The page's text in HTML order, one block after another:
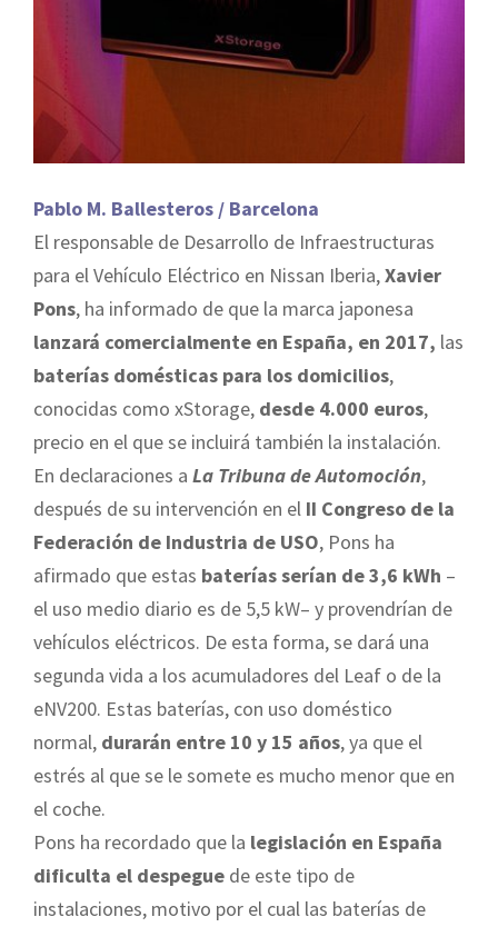
Pablo M. Ballesteros / Barcelona
El responsable de Desarrollo de Infraestructuras
para el Vehículo Eléctrico en Nissan Iberia,Xavier
Pons, ha informado de que la marca japonesa
lanzará comercialmente en España, en 2017, las
baterías domésticas para los domicilios,
conocidas como xStorage, desde 4.000 euros,
precio en el que se incluirá también la instalación.
En declaraciones a La Tribuna de Automoción,
después de su intervención en el II Congreso de la
Federación de Industria de USO, Pons ha
afirmado que estas baterías serían de 3,6 kWh –
el uso medio diario es de 5,5 kW– y provendrían de
vehículos eléctricos. De esta forma, se dará una
segunda vida a los acumuladores del Leaf o de la
eNV200. Estas baterías, con uso doméstico
normal, durarán entre 10 y 15 años, ya que el
estrés al que se le somete es mucho menor que en
el coche.
Pons ha recordado que la legislación en España
dificulta el despegue de este tipo de
instalaciones, motivo por el cual las baterías de